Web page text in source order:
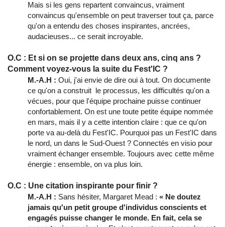
Mais si les gens repartent convaincus, vraiment
convaincus qu'ensemble on peut traverser tout ça, parce
qu'on a entendu des choses inspirantes, ancrées,
audacieuses... ce serait incroyable.
O.C : Et si on se projette dans deux ans, cinq ans ?
Comment voyez-vous la suite du Fest'IC ?
M.-A.H : Oui, j'ai envie de dire oui à tout. On documente
ce qu'on a construit le processus, les difficultés qu'on a
vécues, pour que l'équipe prochaine puisse continuer
confortablement. On est une toute petite équipe nommée
en mars, mais il y a cette intention claire : que ce qu'on
porte va au-delà du Fest'IC. Pourquoi pas un Fest'IC dans
le nord, un dans le Sud-Ouest ? Connectés en visio pour
vraiment échanger ensemble. Toujours avec cette même
énergie : ensemble, on va plus loin.
O.C : Une citation inspirante pour finir ?
M.-A.H : Sans hésiter, Margaret Mead : « Ne doutez
jamais qu'un petit groupe d'individus conscients et
engagés puisse changer le monde. En fait, cela se